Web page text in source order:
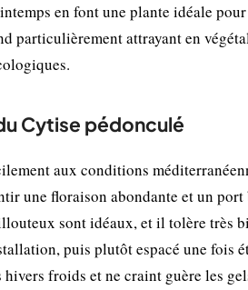
en font une plante idéale
particulièrement attrayant en
Cytise pédonculé
aux conditions
une floraison abondante et un
sont idéaux, et il tolère très
puis plutôt espacé une fois
froids et ne craint guère les